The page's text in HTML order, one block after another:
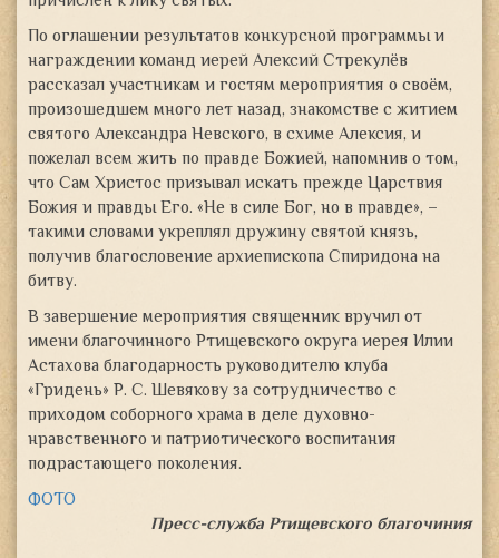
По оглашении результатов конкурсной программы и
награждении команд иерей Алексий Стрекулёв
рассказал участникам и гостям мероприятия о своём,
произошедшем много лет назад, знакомстве с житием
святого Александра Невского, в схиме Алексия, и
пожелал всем жить по правде Божией, напомнив о том,
что Сам Христос призывал искать прежде Царствия
Божия и правды Его. «Не в силе Бог, но в правде», –
такими словами укреплял дружину святой князь,
получив благословение архиепископа Спиридона на
битву.
В завершение мероприятия священник вручил от
имени благочинного Ртищевского округа иерея Илии
Астахова благодарность руководителю клуба
«Гридень» Р. С. Шевякову за сотрудничество с
приходом соборного храма в деле духовно-
нравственного и патриотического воспитания
подрастающего поколения.
ФОТО
Пресс-служба Ртищевского благочиния